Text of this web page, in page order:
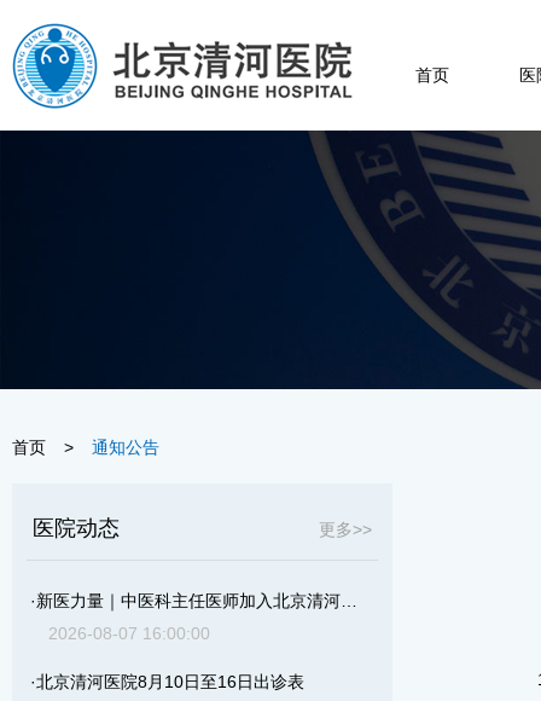
首页
首页 > 通知公告
医院动态 更多>>
·新医力量｜中医科主任医师加入北京清河医院
2026-08-07 16:00:00
·北京清河医院8月10日至16日出诊表